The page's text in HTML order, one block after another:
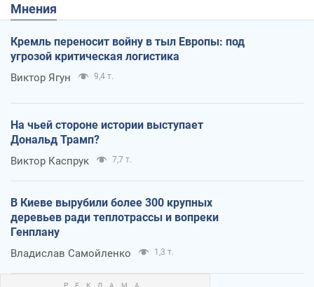
Мнения
Кремль переносит войну в тыл Европы: под
угрозой критическая логистика
Виктор Ягун 9,4 т.
На чьей стороне истории выступает
Дональд Трамп?
Виктор Каспрук 7,7 т.
В Киеве вырубили более 300 крупных
деревьев ради теплотрассы и вопреки
Генплану
Владислав Самойленко 1,3 т.